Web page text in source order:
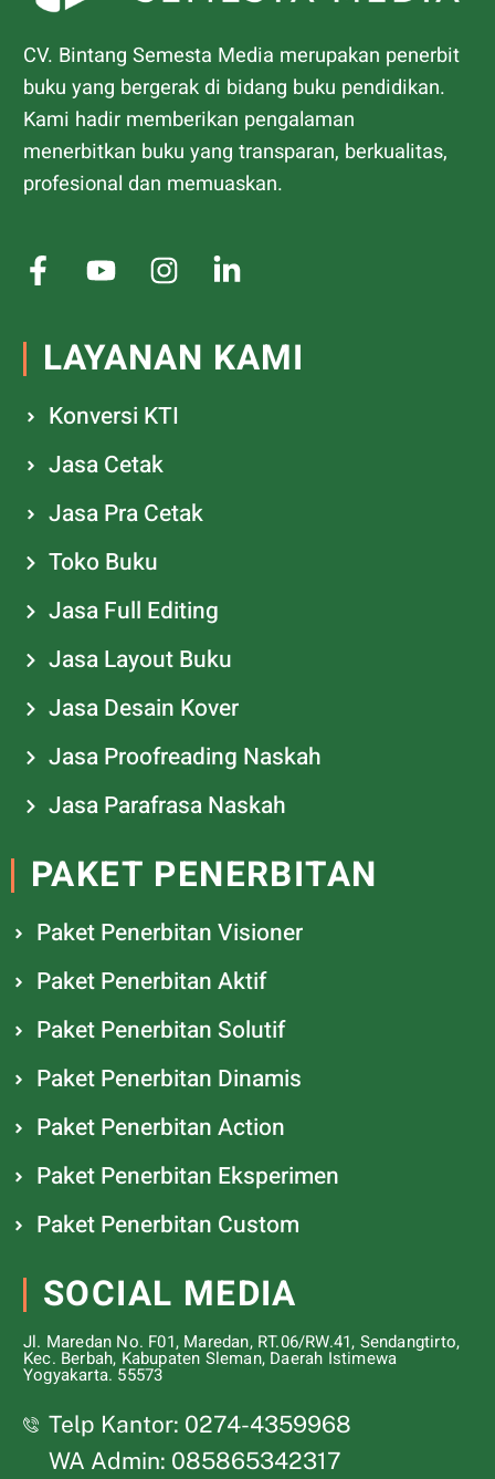
CV. Bintang Semesta Media merupakan penerbit
buku yang bergerak di bidang buku pendidikan.
Kami hadir memberikan pengalaman
menerbitkan buku yang transparan, berkualitas,
profesional dan memuaskan.
LAYANAN KAMI
Konversi KTI
Jasa Cetak
Jasa Pra Cetak
Toko Buku
Jasa Full Editing
Jasa Layout Buku
Jasa Desain Kover
Jasa Proofreading Naskah
Jasa Parafrasa Naskah
PAKET PENERBITAN
Paket Penerbitan Visioner
Paket Penerbitan Aktif
Paket Penerbitan Solutif
Paket Penerbitan Dinamis
Paket Penerbitan Action
Paket Penerbitan Eksperimen
Paket Penerbitan Custom
SOCIAL MEDIA
Jl. Maredan No. F01, Maredan, RT.06/RW.41, Sendangtirto,
Kec. Berbah, Kabupaten Sleman, Daerah Istimewa
Yogyakarta. 55573
Telp Kantor: 0274-4359968
WA Admin: 085865342317